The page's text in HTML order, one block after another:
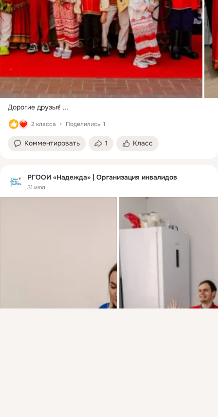
Дорогие друзья! ...
2 класса Поделились: 1
Комментировать 1 Класс
РГООИ «Надежда» | Организация инвалидов
31 июл